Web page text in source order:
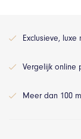
Exclusieve,
Vergelijk online
Meer dan 100